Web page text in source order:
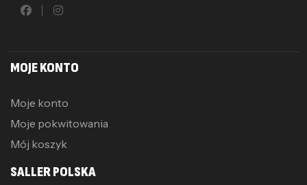
MOJE KONTO
Moje konto
Moje pokwitowania
Mój koszyk
SALLER POLSKA